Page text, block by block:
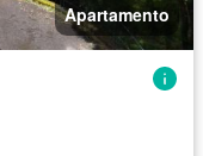
Apartamento